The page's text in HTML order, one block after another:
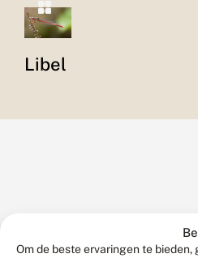
Om de beste ervaringen te
Libel
Verspreiding